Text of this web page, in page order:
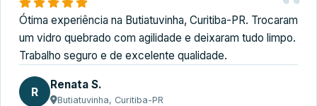
Ótima experiência na Butiatuvinha, Curitiba-PR. Trocaram
um vidro quebrado com agilidade e deixaram tudo limpo.
Trabalho seguro e de excelente qualidade.
R Renata S.
Butiatuvinha, Curitiba-PR